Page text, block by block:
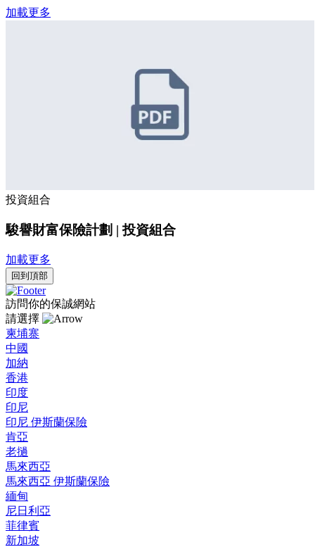
加載更多
投資組合
駿譽財富保險計劃 | 投資組合
加載更多
回到頂部
訪問你的保誠網站
請選擇
柬埔寨
中國
加納
香港
印度
印尼
印尼 伊斯蘭保險
肯亞
老撾
馬來西亞
馬來西亞 伊斯蘭保險
緬甸
尼日利亞
菲律賓
新加坡